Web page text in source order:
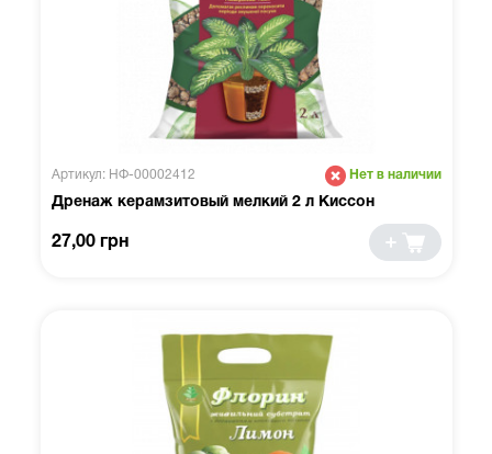
Артикул: НФ-00002412 Нет в наличии
Дренаж керамзитовый мелкий 2 л Киссон
27,00 грн